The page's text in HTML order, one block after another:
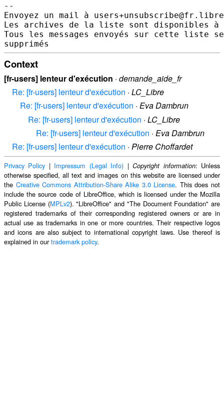
--
Envoyez un mail à
Les archives de la liste sont disponibles à
Tous les messages envoyés sur cette liste
Context
[fr-users] lenteur d'exécution · demande_aide_fr
Re: [fr-users] lenteur d'exécution · LC_Libre
Re: [fr-users] lenteur d'exécution · Eva Dambrun
Re: [fr-users] lenteur d'exécution · LC_Libre
Re: [fr-users] lenteur d'exécution · Eva Dambrun
Re: [fr-users] lenteur d'exécution · Pierre Choffardet
Privacy Policy | Impressum (Legal Info) |Copyright information: Unless
otherwise specified, all text and images on this website are licensed under
the Creative Commons Attribution-Share Alike 3.0 License. This does not
include the source code of LibreOffice, which is licensed under the Mozilla
Public License (MPLv2). "LibreOffice" and "The Document Foundation" are
registered trademarks of their corresponding registered owners or are in
actual use as trademarks in one or more countries. Their respective logos
and icons are also subject to international copyright laws. Use thereof is
explained in ourtrademark policy.